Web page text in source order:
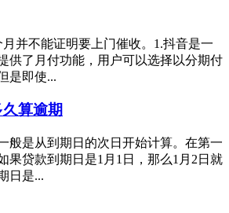
并不能证明要上门催收。1.抖音是一
供了月付功能，用户可以选择以分期付
是即使...
算逾期
般是从到期日的次日开始计算。在第一
果贷款到期日是1月1日，那么1月2日就
日是...